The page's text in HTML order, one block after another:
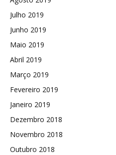
Julho 2019
Junho 2019
Maio 2019
Abril 2019
Março 2019
Fevereiro 2019
Janeiro 2019
Dezembro 2018
Novembro 2018
Outubro 2018